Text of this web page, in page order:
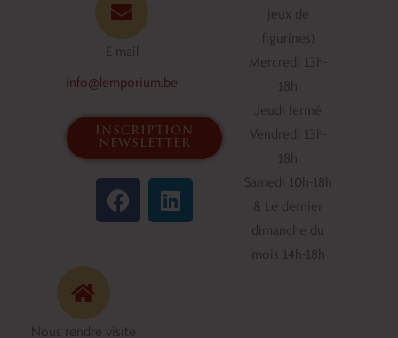
E-mail
info@lemporium.be
inscription
newsletter
F
a
c
o
L
i
n
jeux de
figurines)
Mercredi 13h-
18h
Jeudi fermé
Vendredi 13h-
18h
Samedi 10h-18h
& Le dernier
dimanche du
mois 14h-18h
Nous rendre visite